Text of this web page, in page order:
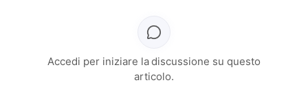
Accedi per iniziare la discussione su questo
articolo.